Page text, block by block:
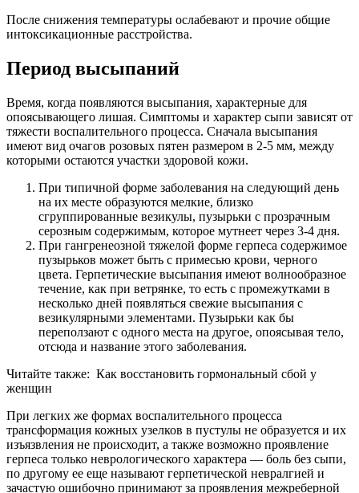
После снижения температуры ослабевают и прочие общие
интоксикационные расстройства.
Период высыпаний
Время, когда появляются высыпания, характерные для
опоясывающего лишая. Симптомы и характер сыпи зависят от
тяжести воспалительного процесса. Сначала высыпания
имеют вид очагов розовых пятен размером в 2-5 мм, между
которыми остаются участки здоровой кожи.
При типичной форме заболевания на следующий день
на их месте образуются мелкие, близко
сгруппированные везикулы, пузырьки с прозрачным
серозным содержимым, которое мутнеет через 3-4 дня.
При гангренеозной тяжелой форме герпеса содержимое
пузырьков может быть с примесью крови, черного
цвета. Герпетические высыпания имеют волнообразное
течение, как при ветрянке, то есть с промежутками в
несколько дней появляться свежие высыпания с
везикулярными элементами. Пузырьки как бы
переползают с одного места на другое, опоясывая тело,
отсюда и название этого заболевания.
Читайте также: Как восстановить гормональный сбой у
женщин
При легких же формах воспалительного процесса
трансформация кожных узелков в пустулы не образуется и их
изъязвления не происходит, а также возможно проявление
герпеса только неврологического характера — боль без сыпи,
по другому ее еще называют герпетической невралгией и
зачастую ошибочно принимают за проявления межреберной